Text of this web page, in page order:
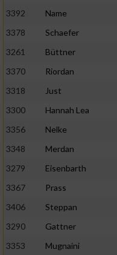
3392
Name
3378
Schaefer
3261
Büttner
3370
Riordan
3318
Just
3300
Hannah Lea
3356
Nelke
3348
Merdan
3279
Eisenbarth
3367
Prass
3406
Steppan
3290
Gattner
3353
Mugnaini